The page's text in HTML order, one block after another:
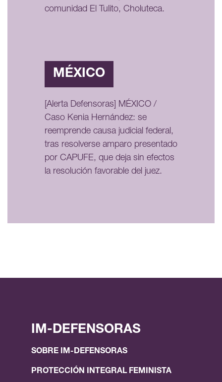
comunidad El Tulito, Choluteca.
MÉXICO
[Alerta Defensoras] MÉXICO /
Caso Kenia Hernández: se
reemprende causa judicial federal,
tras resolverse amparo presentado
por CAPUFE, que deja sin efectos
la resolución favorable del juez.
IM-DEFENSORAS
SOBRE IM-DEFENSORAS
PROTECCIÓN INTEGRAL FEMINISTA